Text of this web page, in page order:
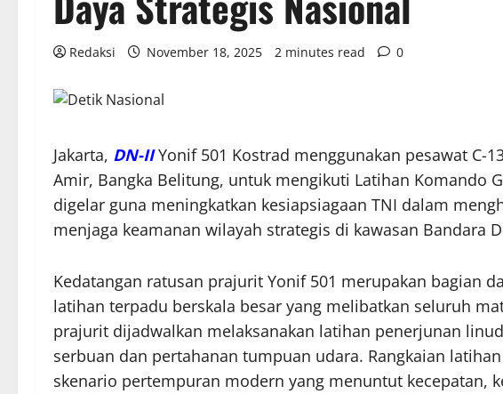
Redaksi November 18, 2025 2 minutes read 0
Jakarta, DN-IIYonif 501 Kostrad menggunakan pesawat C-
Amir, Bangka Belitung, untuk mengikuti Latihan Komando
digelar guna meningkatkan kesiapsiagaan TNI dalam
menjaga keamanan wilayah strategis di kawasan Bandara
Kedatangan ratusan prajurit Yonif 501 merupakan bagian
latihan terpadu berskala besar yang melibatkan seluruh
prajurit dijadwalkan melaksanakan latihan penerjunan
serbuan dan pertahanan tumpuan udara. Rangkaian
skenario pertempuran modern yang menuntut kecepatan,